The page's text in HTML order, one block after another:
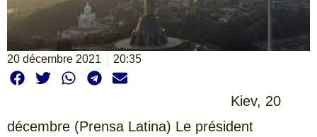
20 décembre 2021 20:35
Kiev, 20
décembre (Prensa Latina) Le président